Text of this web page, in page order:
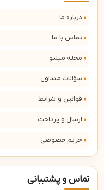
درباره ما
تماس با ما
مجله میلنو
سؤالات متداول
قوانین و شرایط
ارسال و پرداخت
حریم خصوصی
تماس و پشتیبانی